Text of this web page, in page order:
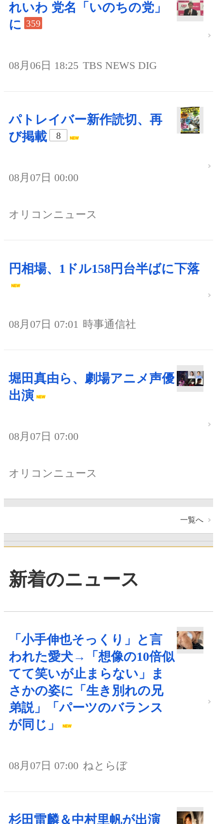
れいわ 党名「いのちの党」
に 359
08月06日 18:25 TBS NEWS DIG
パトレイバー新作読切、再
び掲載
8
08月07日 00:00
オリコンニュース
円相場、1ドル158円台半ばに下落
08月07日 07:01 時事通信社
堀田真由ら、劇場アニメ声優
出演
08月07日 07:00
オリコンニュース
一覧へ
新着のニュース
「小手伸也そっくり」と言
われた愛犬→「想像の10倍似
てて笑いが止まらない」ま
さかの姿に「生き別れの兄
弟説」「パーツのバランス
が同じ」
08月07日 07:00 ねとらぼ
杉田雷麟＆中村里帆が出演